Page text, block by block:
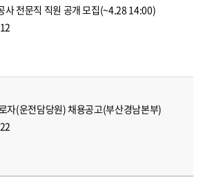
사 전문직 직원 공개 모집(~4.28 14:00)
자(운전담당원) 채용공고(부산경남본부)